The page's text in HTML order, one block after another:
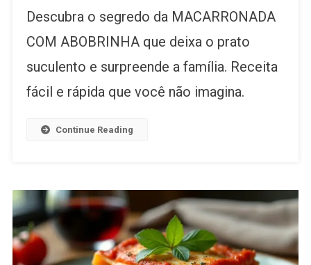
Descubra o segredo da MACARRONADA
COM ABOBRINHA que deixa o prato
suculento e surpreende a família. Receita
fácil e rápida que você não imagina.
Continue Reading